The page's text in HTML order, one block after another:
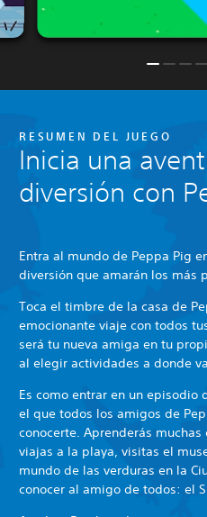
RESUMEN DEL JUEGO
Inicia una
diversión con
Entra al mundo de Peppa Pig
diversión que amarán los más
Toca el timbre de la casa de
emocionante viaje con todos
será tu nueva amiga en tu
al elegir actividades a donde
Es como entrar en un
el que todos los amigos de
conocerte. Aprenderás
viajas a la playa, visitas el
mundo de las verduras en la
conocer al amigo de todos: el